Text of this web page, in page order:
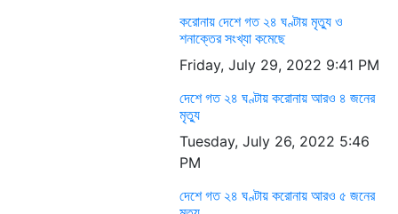
করোনায় দেশে গত ২৪ ঘণ্টায় মৃত্যু ও
শনাক্তের সংখ্যা কমেছে
Friday, July 29, 2022 9:41 PM
দেশে গত ২৪ ঘণ্টায় করোনায় আরও ৪ জনের
মৃত্যু
Tuesday, July 26, 2022 5:46
PM
দেশে গত ২৪ ঘণ্টায় করোনায় আরও ৫ জনের